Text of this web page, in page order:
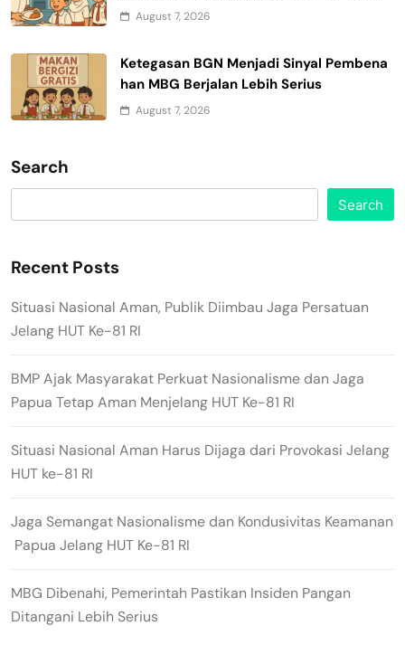
August 7, 2026
Ketegasan BGN Menjadi Sinyal Pembena
han MBG Berjalan Lebih Serius
August 7, 2026
Search
Search
Recent Posts
Situasi Nasional Aman, Publik Diimbau Jaga Persatuan
Jelang HUT Ke-81 RI
BMP Ajak Masyarakat Perkuat Nasionalisme dan Jaga
Papua Tetap Aman Menjelang HUT Ke-81 RI
Situasi Nasional Aman Harus Dijaga dari Provokasi Jelang
HUT ke-81 RI
Jaga Semangat Nasionalisme dan Kondusivitas Keamanan
Papua Jelang HUT Ke-81 RI
MBG Dibenahi, Pemerintah Pastikan Insiden Pangan
Ditangani Lebih Serius